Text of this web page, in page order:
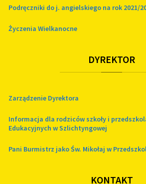
Podręczniki do j. angielskiego na rok 2021/
Życzenia Wielkanocne
DYREKTOR
Zarządzenie Dyrektora
Informacja dla rodziców szkoły i
Edukacyjnych w Szlichtyngowej
Pani Burmistrz jako Św. Mikołaj w
KONTAKT